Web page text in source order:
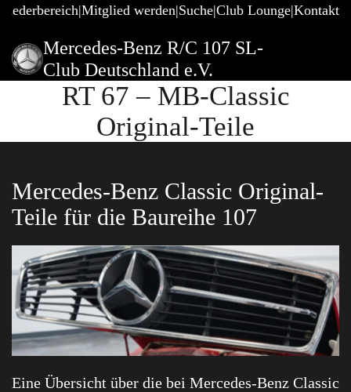
Mitglied werden Suche Club Lounge Kontakt
Mercedes-Benz R/C 107 SL-
Club Deutschland e.V.
RT 67 – MB-Classic
Original-Teile
Mercedes-Benz Classic Original-
Teile für die Baureihe 107
Eine Übersicht über die bei Mercedes-Benz Classic